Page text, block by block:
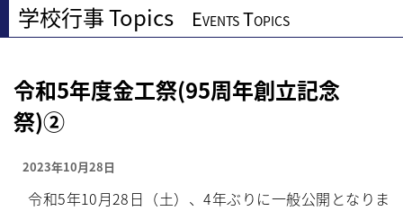
職員組織・生徒数
News & Topics
電子情報科
建築科
同好会 学校行事
行事予定
学校行事 Topics Events Topics
令和5年度金工祭(95周年創立記念
祭)②
2023年10月28日
令和5年10月28日（土）、4年ぶりに一般公開となりま